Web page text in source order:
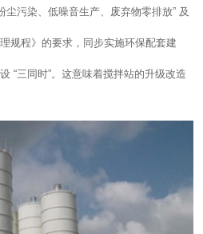
尘污染、低噪音生产、废弃物零排放” 及
规程》的要求，同步实施环保配套建
“三同时”。这意味着搅拌站的升级改造